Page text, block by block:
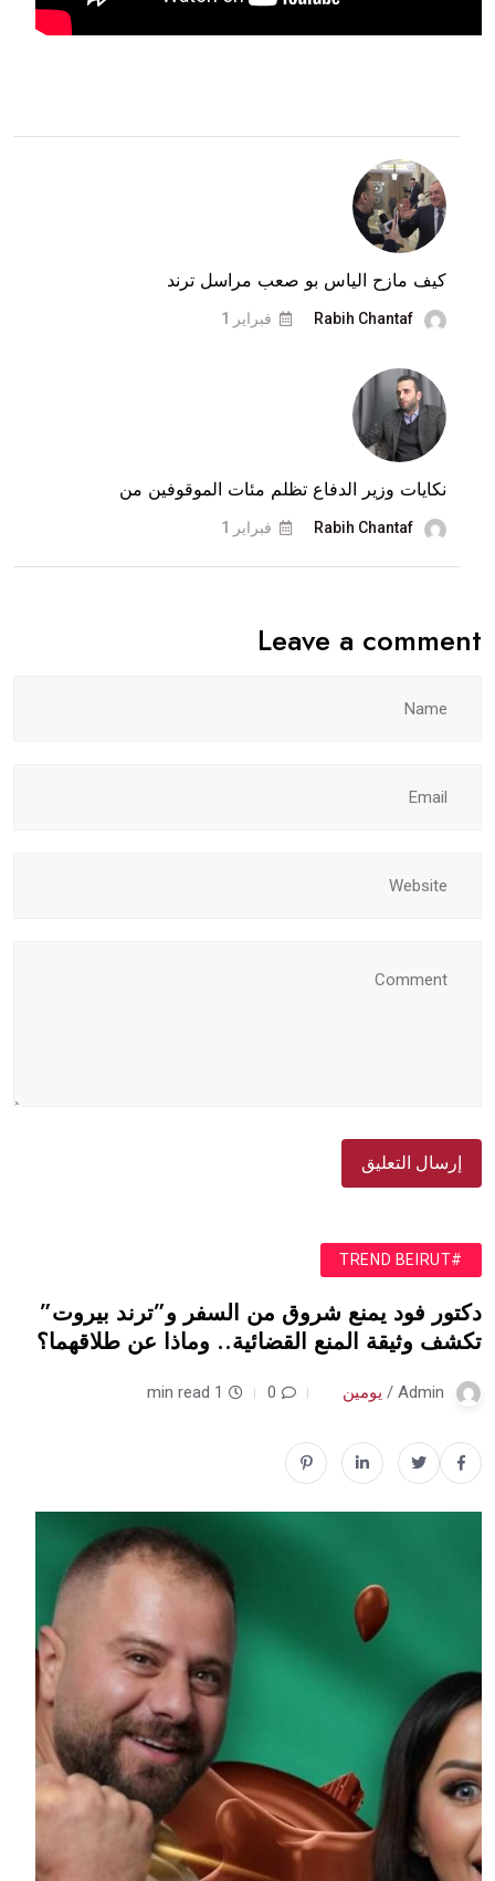
كيف مازح الياس بو صعب مراسل ترند
Rabih Chantaf فبراير 1
نكايات وزير الدفاع تظلم مئات الموقوفين من
Rabih Chantaf فبراير 1
Leave a comment
#TREND BEIRUT
دكتور فود يمنع شروق من السفر و”ترند بيروت”
تكشف وثيقة المنع القضائية.. وماذا عن طلاقهما؟
Admin / يومين 0
1 min read